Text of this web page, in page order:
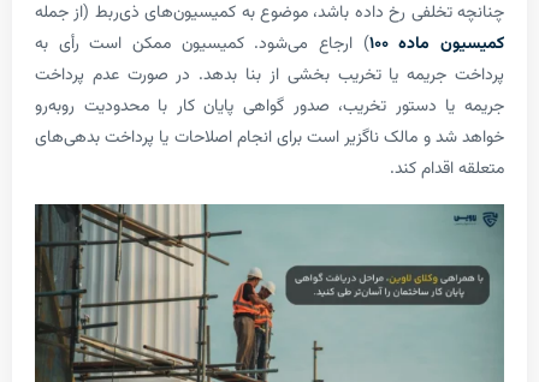
رخ داده باشد، موضوع به کمیسیون‌های ذی‌ربط (از جمله
۱۰۰
) ارجاع می‌شود. کمیسیون ممکن است رأی به
یا تخریب بخشی از بنا بدهد. در صورت عدم پرداخت
دستور تخریب، صدور گواهی پایان کار با محدودیت روبه‌رو
و مالک ناگزیر است برای انجام اصلاحات یا پرداخت بدهی‌های
کند.